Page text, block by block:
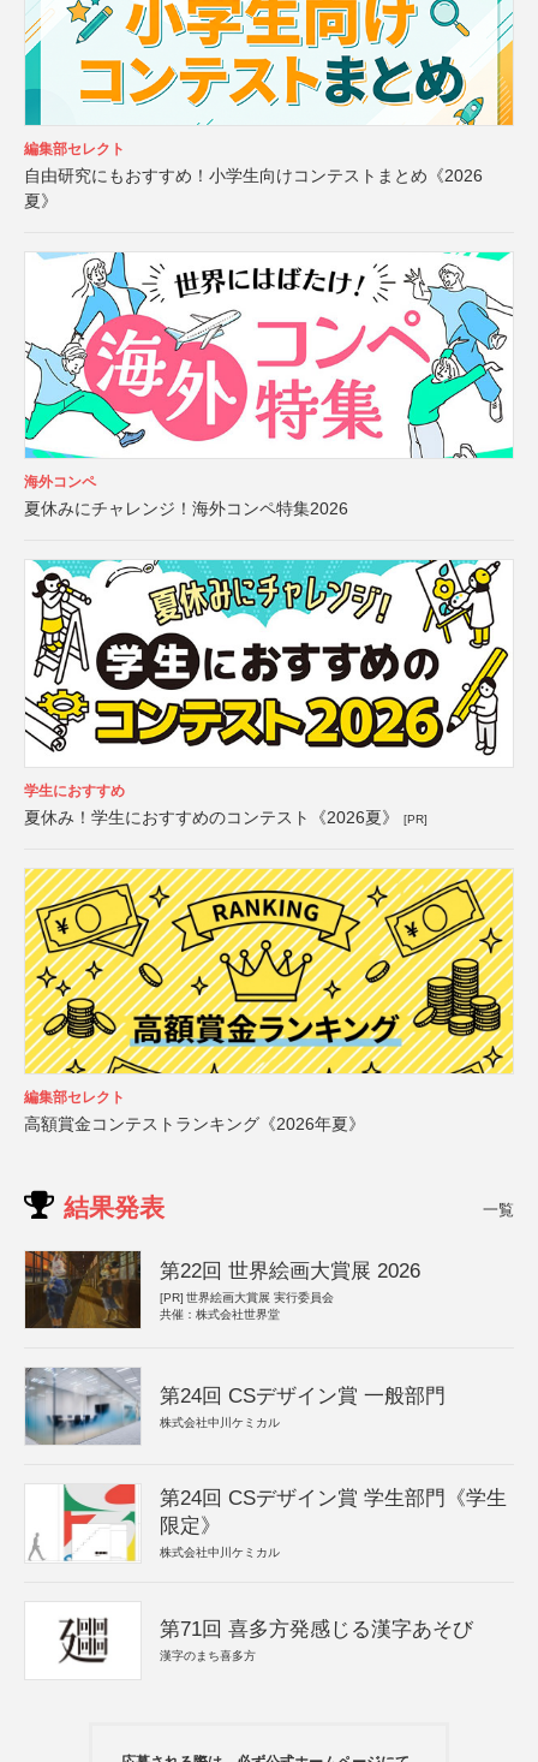
編集部セレクト
自由研究にもおすすめ！小学生向けコンテストまとめ《2026
夏》
海外コンペ
夏休みにチャレンジ！海外コンペ特集2026
学生におすすめ
夏休み！学生におすすめのコンテスト《2026夏》 [PR]
編集部セレクト
高額賞金コンテストランキング《2026年夏》
結果発表 一覧
第22回 世界絵画大賞展 2026
[PR] 世界絵画大賞展 実行委員会
共催：株式会社世界堂
第24回 CSデザイン賞 一般部門
株式会社中川ケミカル
第24回 CSデザイン賞 学生部門《学生
限定》
株式会社中川ケミカル
第71回 喜多方発感じる漢字あそび
漢字のまち喜多方